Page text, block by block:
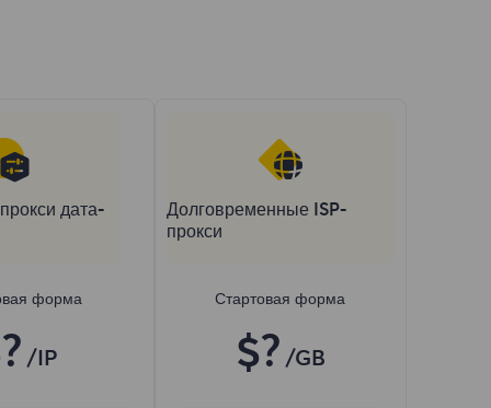
дата-
форма
/IP
Долговременные ISP-
прокси
Стартовая форма
$? /GB